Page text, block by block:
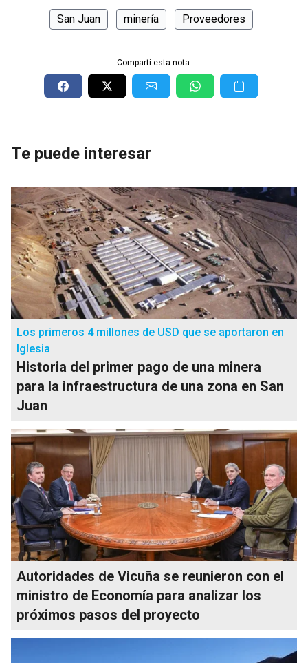
San Juan minería Proveedores
Compartí esta nota:
Te puede interesar
Los primeros 4 millones de USD que se aportaron en
Iglesia
Historia del primer pago de una minera
para la infraestructura de una zona en San
Juan
Autoridades de Vicuña se reunieron con el
ministro de Economía para analizar los
próximos pasos del proyecto